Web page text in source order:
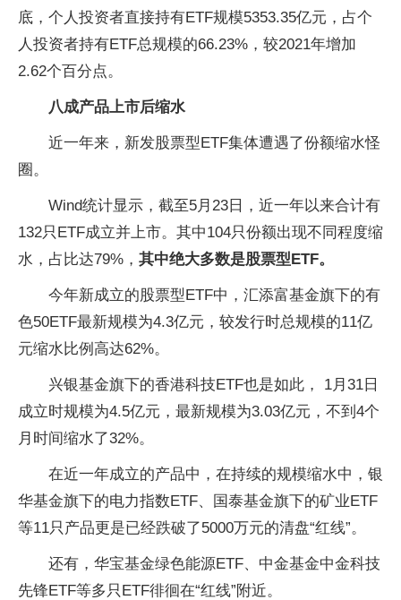
底，个人投资者直接持有ETF规模5353.35亿元，占个
人投资者持有ETF总规模的66.23%，较2021年增加
2.62个百分点。
八成产品上市后缩水
近一年来，新发股票型ETF集体遭遇了份额缩水怪
圈。
Wind统计显示，截至5月23日，近一年以来合计有
132只ETF成立并上市。其中104只份额出现不同程度缩
水，占比达79%， 其中绝大多数是股票型ETF。
今年新成立的股票型ETF中，汇添富基金旗下的有
色50ETF最新规模为4.3亿元，较发行时总规模的11亿
元缩水比例高达62%。
兴银基金旗下的香港科技ETF也是如此， 1月31日
成立时规模为4.5亿元，最新规模为3.03亿元，不到4个
月时间缩水了32%。
在近一年成立的产品中，在持续的规模缩水中，银
华基金旗下的电力指数ETF、国泰基金旗下的矿业ETF
等11只产品更是已经跌破了5000万元的清盘“红线”。
还有，华宝基金绿色能源ETF、中金基金中金科技
先锋ETF等多只ETF徘徊在“红线”附近。